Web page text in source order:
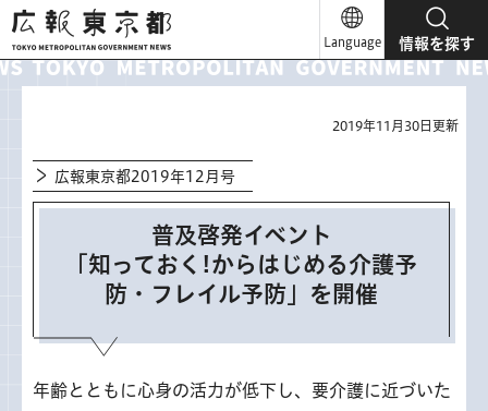
広報東京都
Language 情報を探す
2019年11月30日更新
広報東京都2019年12月号
普及啓発イベント
「知っておく!からはじめる介護予
防・フレイル予防」を開催
年齢とともに心身の活力が低下し、要介護に近づいた